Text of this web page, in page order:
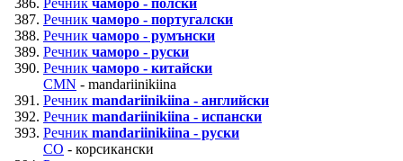
Речник чаморо - португалски
Речник чаморо - румънски
Речник чаморо - руски
Речник чаморо - китайски
CMN - mandariinikiina
Речник mandariinikiina - английски
Речник mandariinikiina - испански
Речник mandariinikiina - руски
CO - корсикански